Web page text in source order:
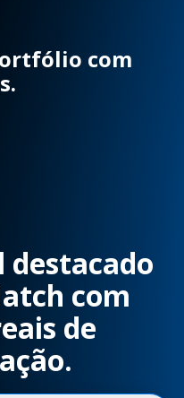
com
destacado
com
de